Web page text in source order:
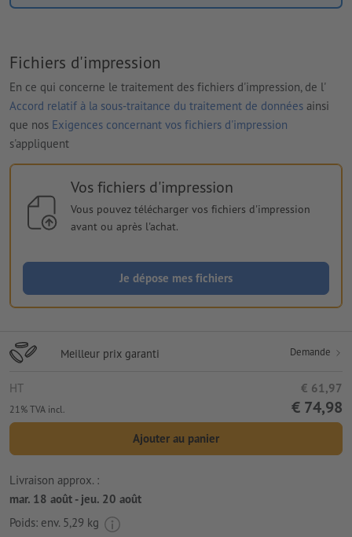
Fichiers d'impression
En ce qui concerne le traitement des fichiers d'impression, de l'
Accord relatif à la sous-traitance du traitement de données ainsi
que nos Exigences concernant vos fichiers d'impression
s'appliquent
Vos fichiers d'impression
Vous pouvez télécharger vos fichiers d'impression
avant ou après l'achat.
Je dépose mes fichiers
Meilleur prix garanti Demande
HT € 61,97
21% TVA incl. € 74,98
Ajouter au panier
Livraison approx. :
mar. 18 août - jeu. 20 août
Poids: env. 5,29 kg